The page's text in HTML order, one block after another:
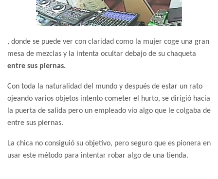
, donde se puede ver con claridad como la mujer coge una gran
mesa de mezclas y la intenta ocultar debajo de su chaqueta
entre sus piernas.
Con toda la naturalidad del mundo y después de estar un rato
ojeando varios objetos intento cometer el hurto, se dirigió hacia
la puerta de salida pero un empleado vio algo que le colgaba de
entre sus piernas.
La chica no consiguió su objetivo, pero seguro que es pionera en
usar este método para intentar robar algo de una tienda.